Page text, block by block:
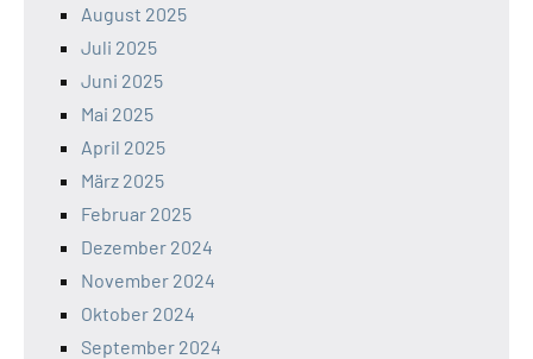
August 2025
Juli 2025
Juni 2025
Mai 2025
April 2025
März 2025
Februar 2025
Dezember 2024
November 2024
Oktober 2024
September 2024